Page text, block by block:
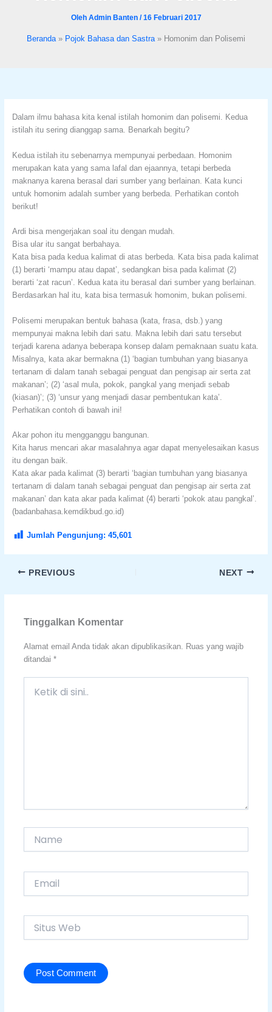
Oleh Admin Banten /16 Februari 2017
Beranda Pojok Bahasa dan Sastra Homonim dan Polisemi
Dalam ilmu bahasa kita kenal istilah homonim dan polisemi. Kedua
istilah itu sering dianggap sama. Benarkah begitu?
Kedua istilah itu sebenarnya mempunyai perbedaan. Homonim
merupakan kata yang sama lafal dan ejaannya, tetapi berbeda
maknanya karena berasal dari sumber yang berlainan. Kata kunci
untuk homonim adalah sumber yang berbeda. Perhatikan contoh
berikut!
Ardi bisa mengerjakan soal itu dengan mudah.
Bisa ular itu sangat berbahaya.
Kata bisa pada kedua kalimat di atas berbeda. Kata bisa pada kalimat
(1) berarti ‘mampu atau dapat’, sedangkan bisa pada kalimat (2)
berarti ‘zat racun’. Kedua kata itu berasal dari sumber yang berlainan.
Berdasarkan hal itu, kata bisa termasuk homonim, bukan polisemi.
Polisemi merupakan bentuk bahasa (kata, frasa, dsb.) yang
mempunyai makna lebih dari satu. Makna lebih dari satu tersebut
terjadi karena adanya beberapa konsep dalam pemaknaan suatu kata.
Misalnya, kata akar bermakna (1) ‘bagian tumbuhan yang biasanya
tertanam di dalam tanah sebagai penguat dan pengisap air serta zat
makanan’; (2) ‘asal mula, pokok, pangkal yang menjadi sebab
(kiasan)’; (3) ‘unsur yang menjadi dasar pembentukan kata’.
Perhatikan contoh di bawah ini!
Akar pohon itu mengganggu bangunan.
Kita harus mencari akar masalahnya agar dapat menyelesaikan kasus
itu dengan baik.
Kata akar pada kalimat (3) berarti ‘bagian tumbuhan yang biasanya
tertanam di dalam tanah sebagai penguat dan pengisap air serta zat
makanan’ dan kata akar pada kalimat (4) berarti ‘pokok atau pangkal’.
(badanbahasa.kemdikbud.go.id)
Jumlah Pengunjung: 45,601
PREVIOUS NEXT
Tinggalkan Komentar
Alamat email Anda tidak akan dipublikasikan. Ruas yang wajib
ditandai *
Web
Underline links
Mark links